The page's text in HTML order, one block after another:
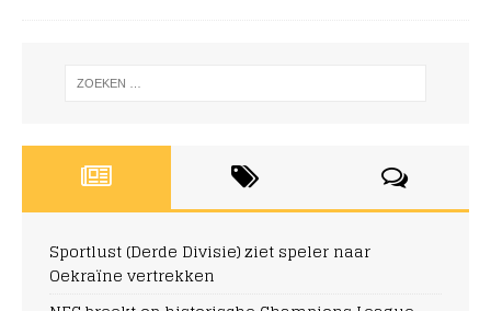
Sportlust (Derde Divisie) ziet speler naar
Oekraïne vertrekken